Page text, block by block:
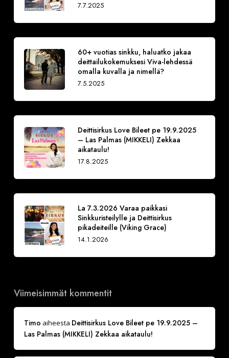
7.7.2025
60+ vuotias sinkku, haluatko jakaa
deittailukokemuksesi Viva-lehdessä
omalla kuvalla ja nimellä?
7.5.2025
Deittisirkus Love Bileet pe 19.9.2025
– Las Palmas (MIKKELI) Zekkaa
aikataulu!
17.8.2025
La 7.3.2026 Varaa paikkasi
Sinkkuristeilylle ja Deittisirkus
pikadeiteille (Viking Grace)
14.1.2026
Viimeisimmät kommentit
Timo aiheesta Deittisirkus Love Bileet pe 19.9.2025 –
Las Palmas (MIKKELI) Zekkaa aikataulu!